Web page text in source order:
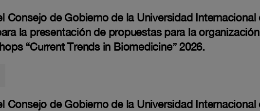
Consejo de Gobierno de la Universidad
la presentación de propuestas para la
“Current Trends in Biomedicine” 2026.
Consejo de Gobierno de la Universidad